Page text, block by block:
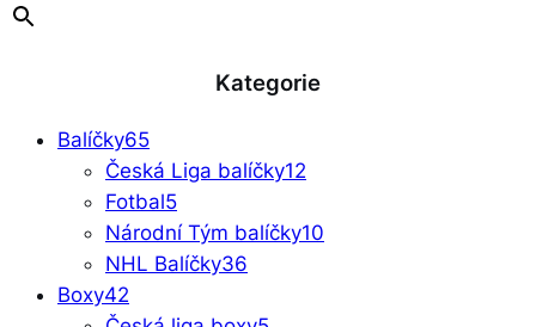
Kategorie
Balíčky65
Česká Liga balíčky12
Fotbal5
Národní Tým balíčky10
NHL Balíčky36
Boxy42